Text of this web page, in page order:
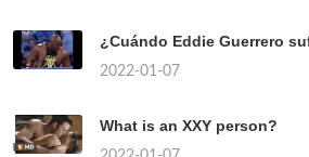
¿Cuándo Eddie Guerrero
2022-01-07
What is an XXY person?